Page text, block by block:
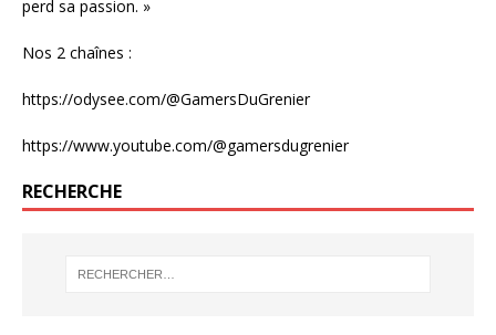
perd sa passion. »
Nos 2 chaînes :
https://odysee.com/@GamersDuGrenier
https://www.youtube.com/@gamersdugrenier
RECHERCHE